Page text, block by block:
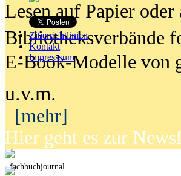
Zitierrichtlinien
Kontakt
Impresssum
Lesen auf Papier
Bibliotheksverbände
E-Book-Modelle von
u.v.m.
[mehr]
Hier geht es zur
fachbuchjournal